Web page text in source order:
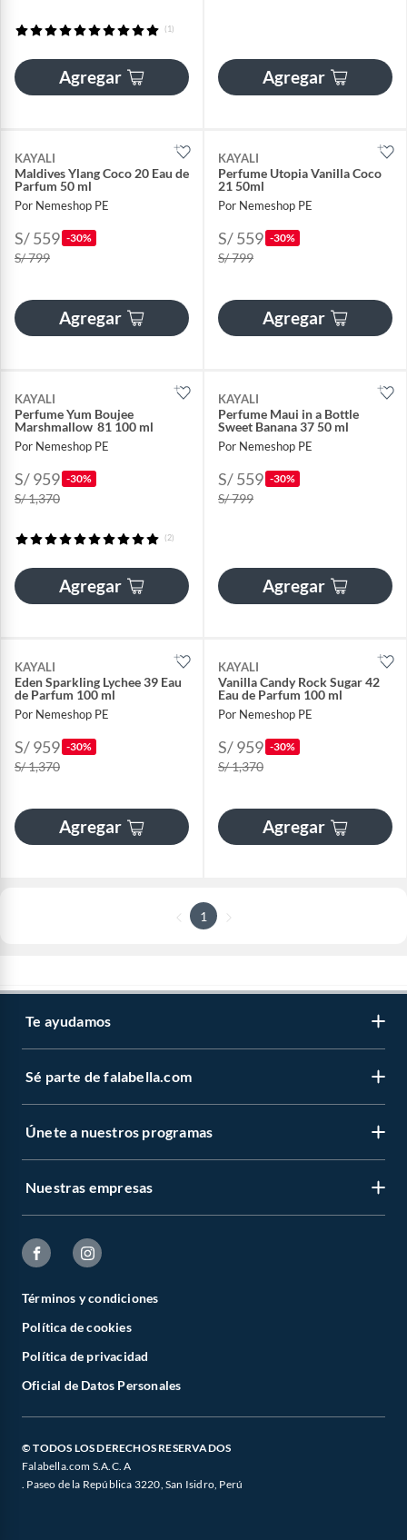
(1)
Agregar Agregar
KAYALI
Maldives Ylang Coco 20 Eau de
Parfum 50 ml
Por Nemeshop PE
S/ 559 -30%
S/ 799
Agregar
KAYALI
Perfume Utopia Vanilla Coco
21 50ml
Por Nemeshop PE
S/ 559 -30%
S/ 799
Agregar
KAYALI
Perfume Yum Boujee
Marshmallow 81 100 ml
Por Nemeshop PE
S/ 959 -30%
S/ 1,370
(2)
Agregar
KAYALI
Perfume Maui in a Bottle
Sweet Banana 37 50 ml
Por Nemeshop PE
S/ 559 -30%
S/ 799
Agregar
KAYALI
Eden Sparkling Lychee 39 Eau
de Parfum 100 ml
Por Nemeshop PE
S/ 959 -30%
S/ 1,370
Agregar
KAYALI
Vanilla Candy Rock Sugar 42
Eau de Parfum 100 ml
Por Nemeshop PE
S/ 959 -30%
S/ 1,370
Agregar
1
Te ayudamos
Sé parte de falabella.com
Únete a nuestros programas
Nuestras empresas
Términos y condiciones
Política de cookies
Política de privacidad
Oficial de Datos Personales
© TODOS LOS DERECHOS RESERVADOS
Falabella.com S.A.C. A
. Paseo de la República 3220, San Isidro, Perú